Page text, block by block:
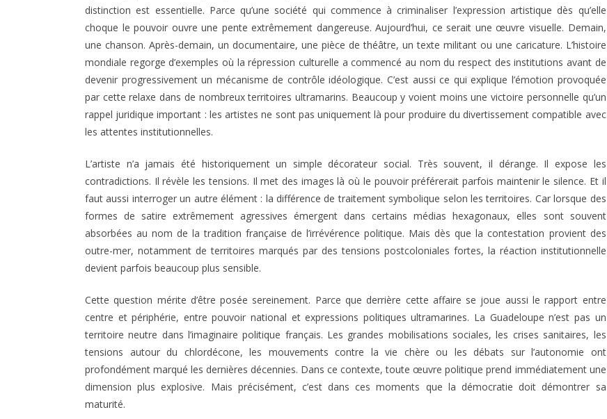
distinction est essentielle. Parce qu’une société qui commence à criminaliser l’expression artistique dès qu’elle
choque le pouvoir ouvre une pente extrêmement dangereuse. Aujourd’hui, ce serait une œuvre visuelle. Demain,
une chanson. Après-demain, un documentaire, une pièce de théâtre, un texte militant ou une caricature. L’histoire
mondiale regorge d’exemples où la répression culturelle a commencé au nom du respect des institutions avant de
devenir progressivement un mécanisme de contrôle idéologique. C’est aussi ce qui explique l’émotion provoquée
par cette relaxe dans de nombreux territoires ultramarins. Beaucoup y voient moins une victoire personnelle qu’un
rappel juridique important : les artistes ne sont pas uniquement là pour produire du divertissement compatible avec
les attentes institutionnelles.
L’artiste n’a jamais été historiquement un simple décorateur social. Très souvent, il dérange. Il expose les
contradictions. Il révèle les tensions. Il met des images là où le pouvoir préférerait parfois maintenir le silence. Et il
faut aussi interroger un autre élément : la différence de traitement symbolique selon les territoires. Car lorsque des
formes de satire extrêmement agressives émergent dans certains médias hexagonaux, elles sont souvent
absorbées au nom de la tradition française de l’irrévérence politique. Mais dès que la contestation provient des
outre-mer, notamment de territoires marqués par des tensions postcoloniales fortes, la réaction institutionnelle
devient parfois beaucoup plus sensible.
Cette question mérite d’être posée sereinement. Parce que derrière cette affaire se joue aussi le rapport entre
centre et périphérie, entre pouvoir national et expressions politiques ultramarines. La Guadeloupe n’est pas un
territoire neutre dans l’imaginaire politique français. Les grandes mobilisations sociales, les crises sanitaires, les
tensions autour du chlordécone, les mouvements contre la vie chère ou les débats sur l’autonomie ont
profondément marqué les dernières décennies. Dans ce contexte, toute œuvre politique prend immédiatement une
dimension plus explosive. Mais précisément, c’est dans ces moments que la démocratie doit démontrer sa
maturité.